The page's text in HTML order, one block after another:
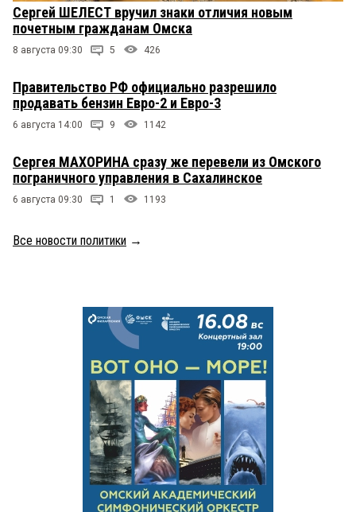
Сергей ШЕЛЕСТ вручил знаки отличия новым
почетным гражданам Омска
8 августа 09:30 5 426
Правительство РФ официально разрешило
продавать бензин Евро-2 и Евро-3
6 августа 14:00 9 1142
Сергея МАХОРИНА сразу же перевели из Омского
пограничного управления в Сахалинское
6 августа 09:30 1 1193
Все новости политики →